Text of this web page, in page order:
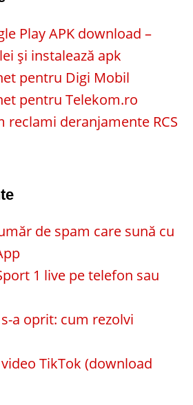
Play APK download –
și instalează apk
pentru Digi Mobil
pentru Telekom.ro
reclami deranjamente RCS
de spam care sună cu
1 live pe telefon sau
a oprit: cum rezolvi
TikTok (download